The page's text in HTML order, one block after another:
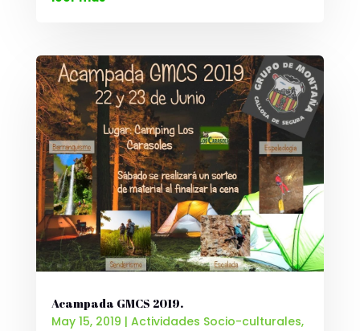
Acampada GMCS 2019.
May 15, 2019 | Actividades Socio-culturales,